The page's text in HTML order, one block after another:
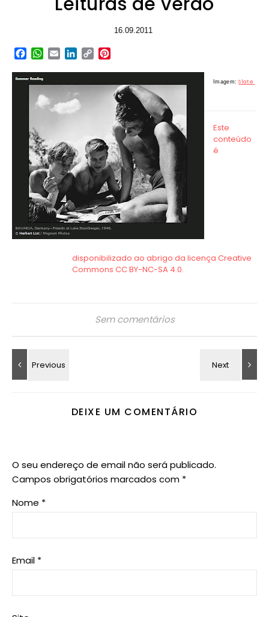
16.09.2011
Facebook
WhatsApp
EmailLinkedIn
Copy
Imagem:Slate
Sem comentários
DEIXE UM COMENTÁRIO
O seu endereço de email não será publicado.
Campos obrigatórios marcados com *
Nome *
Email *